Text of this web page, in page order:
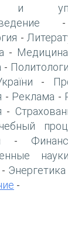
и
-
- Медицина
-
-
- Реклама -
-
-
науки
- Энергетика
-